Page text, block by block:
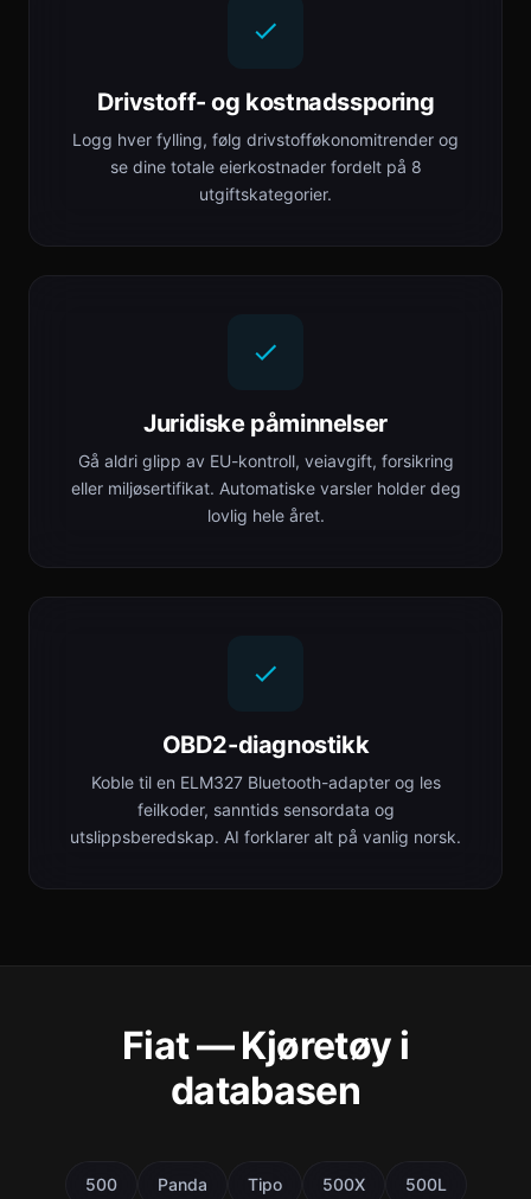
Drivstoff- og kostnadssporing
Logg hver fylling, følg drivstofføkonomitrender og
se dine totale eierkostnader fordelt på 8
utgiftskategorier.
Juridiske påminnelser
Gå aldri glipp av EU-kontroll, veiavgift, forsikring
eller miljøsertifikat. Automatiske varsler holder deg
lovlig hele året.
OBD2-diagnostikk
Koble til en ELM327 Bluetooth-adapter og les
feilkoder, sanntids sensordata og
utslippsberedskap. AI forklarer alt på vanlig norsk.
Fiat — Kjøretøy i
databasen
500 Panda Tipo 500X 500L